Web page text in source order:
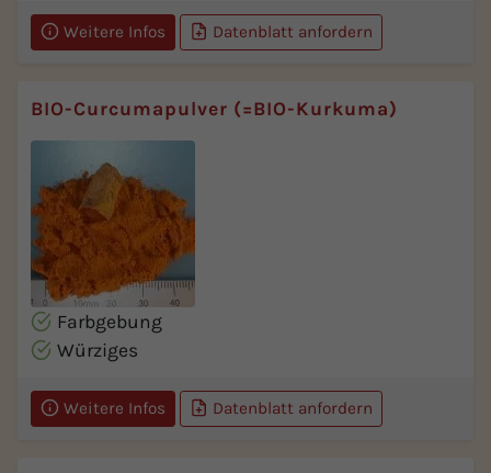
Weitere Infos Datenblatt anfordern
BIO-Curcumapulver (=BIO-Kurkuma)
Farbgebung
Würziges
Weitere Infos Datenblatt anfordern